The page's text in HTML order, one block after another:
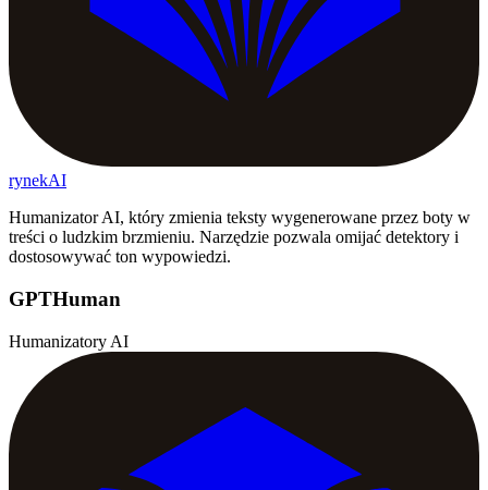
rynekAI
Humanizator AI, który zmienia teksty wygenerowane przez boty w
treści o ludzkim brzmieniu. Narzędzie pozwala omijać detektory i
dostosowywać ton wypowiedzi.
GPTHuman
Humanizatory AI